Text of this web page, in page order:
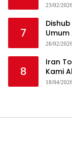
23/02/2026
7
26/02/2026
8
Iran
Kami
18/04/2026